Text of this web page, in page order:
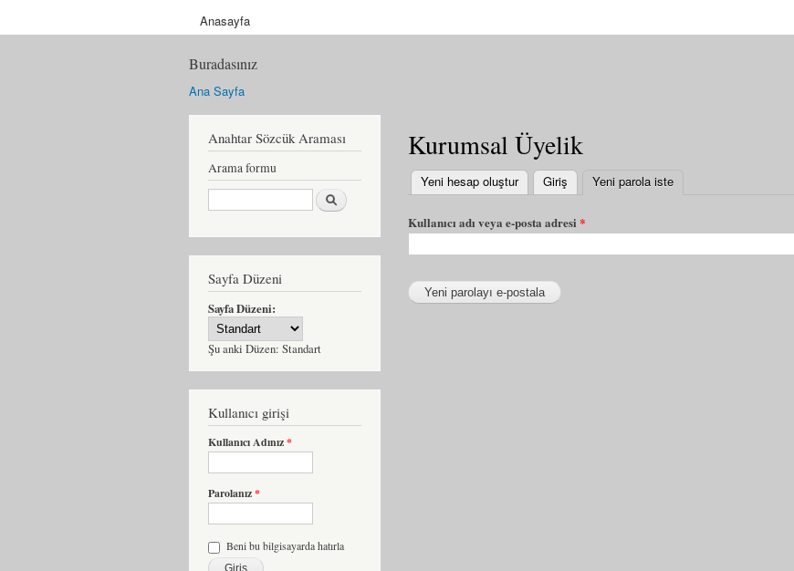
Anasayfa
Buradasınız
Ana Sayfa
Anahtar Sözcük Araması
Arama formu
Ara
Sayfa Düzeni
Sayfa Düzeni:
Şu anki Düzen: Standart
Kullanıcı girişi
Kullanıcı Adınız*
Parolanız*
Beni bu bilgisayarda hatırla
Kurumsal Üyelik
Yeni hesap oluştur Giriş Yeni parola iste
Kullanıcı adı veya e-posta adresi *